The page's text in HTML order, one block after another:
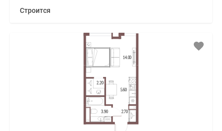
Строится